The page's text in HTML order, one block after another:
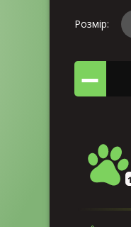
Розмір: